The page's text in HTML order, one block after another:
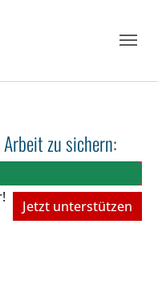
zu sichern:
Jetzt unterstützen